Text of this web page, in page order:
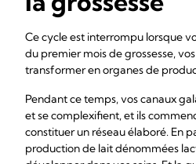
Ce cycle est interrompu lorsque
du premier mois de grossesse,
transformer en organes de
Pendant ce temps, vos canaux
et se complexifient, et ils
constituer un réseau élaboré. En
production de lait dénommées